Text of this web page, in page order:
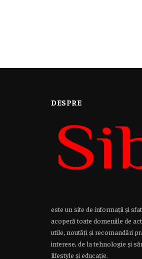
DESPRE
este un site de informații și
acoperă toate domeniile de
utile, noutăți și recomandări
interese, de la tehnologie și
lifestyle și educație.